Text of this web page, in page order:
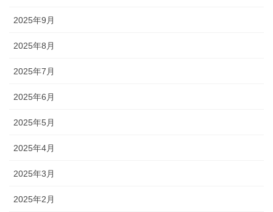
2025年9月
2025年8月
2025年7月
2025年6月
2025年5月
2025年4月
2025年3月
2025年2月